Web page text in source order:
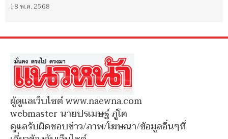
18 พ.ค. 2568
ผู้ดูแลเว็บไซต์ www.naewna.com
webmaster นายปรเมษฐ์ ภู่โต
ดูแลรับผิดชอบข่าว/ภาพ/โฆษณา/ข้อมูลอื่นๆที่